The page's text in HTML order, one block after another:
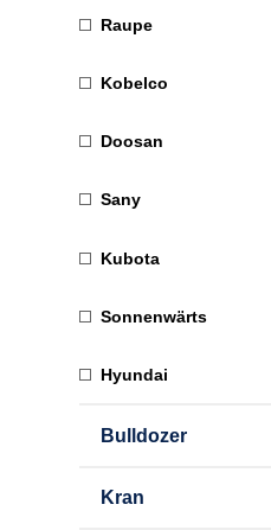
Raupe
Kobelco
Doosan
Sany
Kubota
Sonnenwärts
Hyundai
Bulldozer
Kran